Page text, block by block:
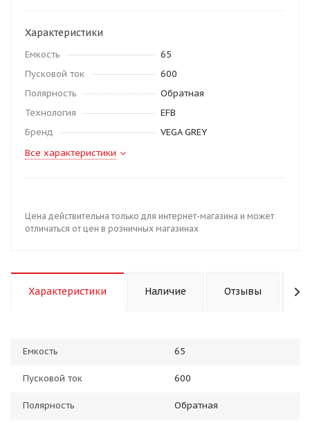
Характеристики
Емкость
65
Пусковой ток
600
Полярность
Обратная
Технология
EFB
Бренд
VEGA GREY
Все характеристики
Цена действительна только для интернет-магазина и может
отличаться от цен в розничных магазинах
Характеристики Наличие Отзывы
Емкость 65
Пусковой ток 600
Полярность Обратная